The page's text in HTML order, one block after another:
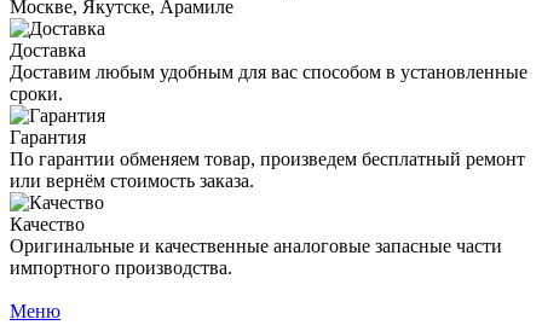
Москве, Якутске, Арамиле
Доставка
Доставим любым удобным для вас способом в установленные
сроки.
Гарантия
По гарантии обменяем товар, произведем бесплатный ремонт
или вернём стоимость заказа.
Качество
Оригинальные и качественные аналоговые запасные части
импортного производства.
Меню